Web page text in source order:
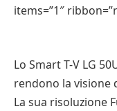
items=”1″
Lo Smart T-V LG
rendono la visione
La sua risoluzione